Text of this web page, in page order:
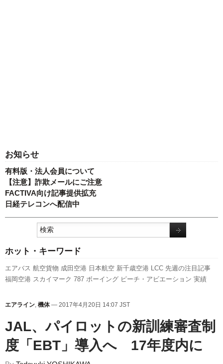
お知らせ
有料版・法人会員について
【注意】詐欺メールにご注意
FACTIVA向け記事提供拡充
日経テレコンへ配信中
ホット・キーワード
エアバス 航空貨物 成田空港 日本航空 新千歳空港 LCC 先週の注目記事
福岡空港 スカイマーク 787 ボーイング ピーチ・アビエーション 実績
スターフライヤー
737NG 国交省航空局 A320
省 A350 XWB
エアライン, 機体— 2017年4月20日 14:07 JST
JAL、パイロットの新訓練審査制
度「EBT」導入へ 17年度内に